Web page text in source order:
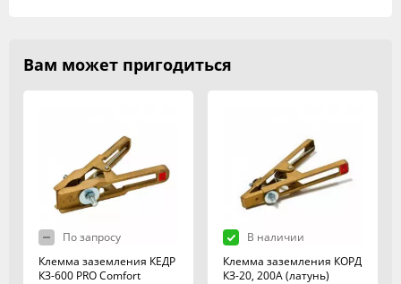
Вам может пригодиться
По запросу
Клемма заземления КЕДР
КЗ-600 PRO Comfort
В наличии
Клемма заземления КОРД
КЗ-20, 200А (латунь)